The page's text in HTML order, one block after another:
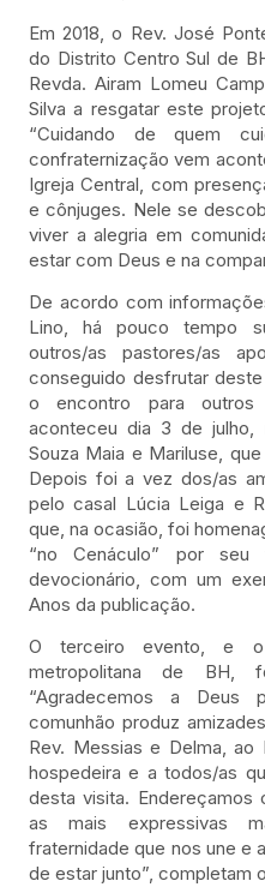
Em 2018, o Rev. José
do Distrito Centro Sul de
Revda. Airam Lomeu
Silva a resgatar este
“Cuidando de quem
confraternização vem
Igreja Central, com
e cônjuges. Nele se
viver a alegria em
estar com Deus e na
De acordo com
Lino, há pouco tempo
outros/as pastores/as
conseguido desfrutar
o encontro para outros
aconteceu dia 3 de
Souza Maia e Mariluse,
Depois foi a vez dos/as
pelo casal Lúcia Leiga e
que, na ocasião, foi
“no Cenáculo” por
devocionário, com um
Anos da publicação.
O terceiro evento, e
metropolitana de
“Agradecemos a Deus
comunhão produz
Rev. Messias e Delma, ao
hospedeira e a todos/as
desta visita. Endereçamos
as mais expressivas
fraternidade que nos une e
de estar junto”, completam